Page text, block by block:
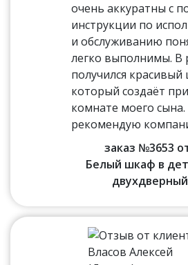
очень аккуратны с
инструкции по
и обслуживанию
легко выполнимы. В
получился красивый
который создаёт
комнате моего
рекомендую
заказ №3653
Белый шкаф в